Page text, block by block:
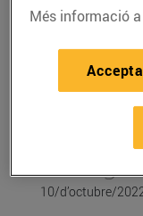
10/d’octubre/
Més informació